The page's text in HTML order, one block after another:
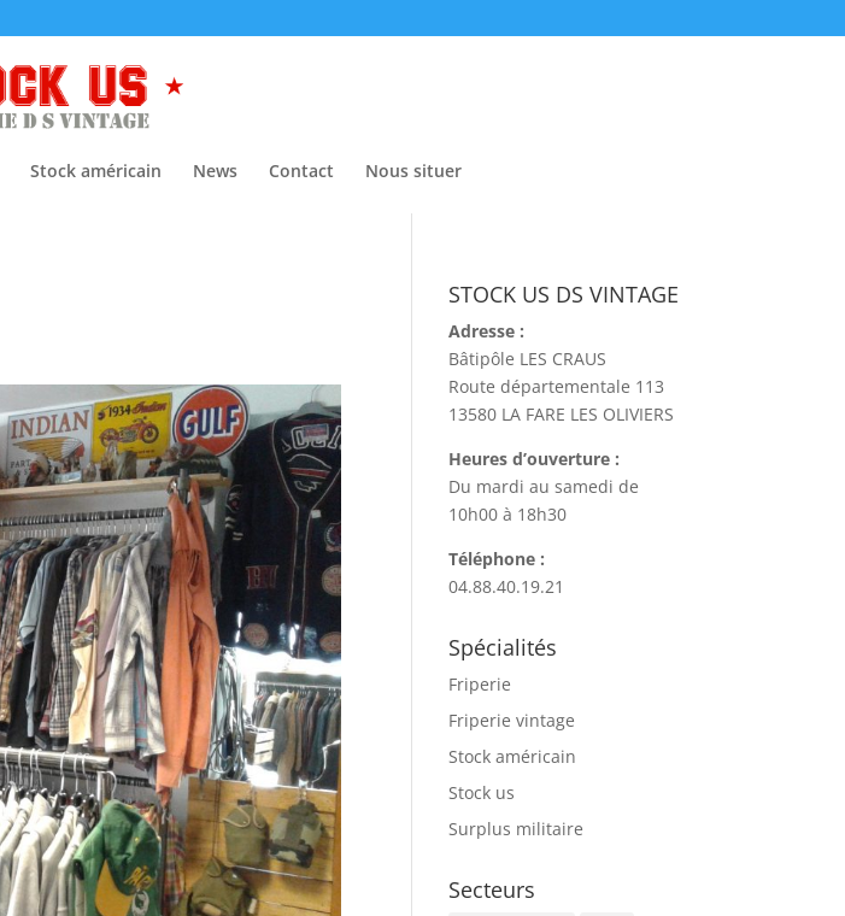
Stock américain News Contact Nous situer
STOCK US DS VINTAGE
Adresse :
Bâtipôle LES CRAUS
Route départementale 113
13580 LA FARE LES OLIVIERS
Heures d’ouverture :
Du mardi au samedi de
10h00 à 18h30
Téléphone :
04.88.40.19.21
Spécialités
Friperie
Friperie vintage
Stock américain
Stock us
Surplus militaire
Secteurs